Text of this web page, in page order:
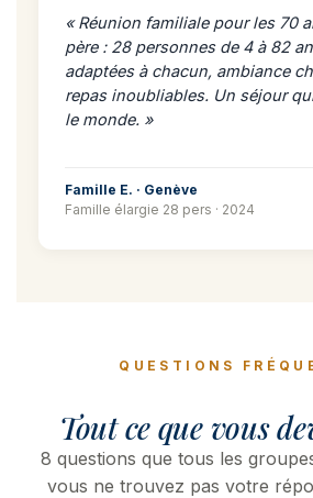
« Réunion familiale pour les 70
père : 28 personnes de 4 à 82
adaptées à chacun, ambiance
repas inoubliables. Un séjour
le monde. »
Famille E. · Genève
Famille élargie 28 pers · 2024
QUESTIONS
Tout ce que vous
8 questions que tous les
vous ne trouvez pas votre